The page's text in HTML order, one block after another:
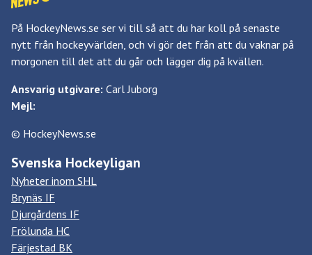
På HockeyNews.se ser vi till så att du har koll på senaste
nytt från hockeyvärlden, och vi gör det från att du vaknar på
morgonen till det att du går och lägger dig på kvällen.
Ansvarig utgivare: Carl Juborg
Mejl:
© HockeyNews.se
Svenska Hockeyligan
Nyheter inom SHL
Brynäs IF
Djurgårdens IF
Frölunda HC
Färjestad BK